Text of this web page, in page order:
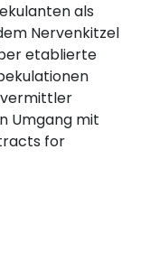
als
Nervenkitzel
etablierte
Umgang mit
for